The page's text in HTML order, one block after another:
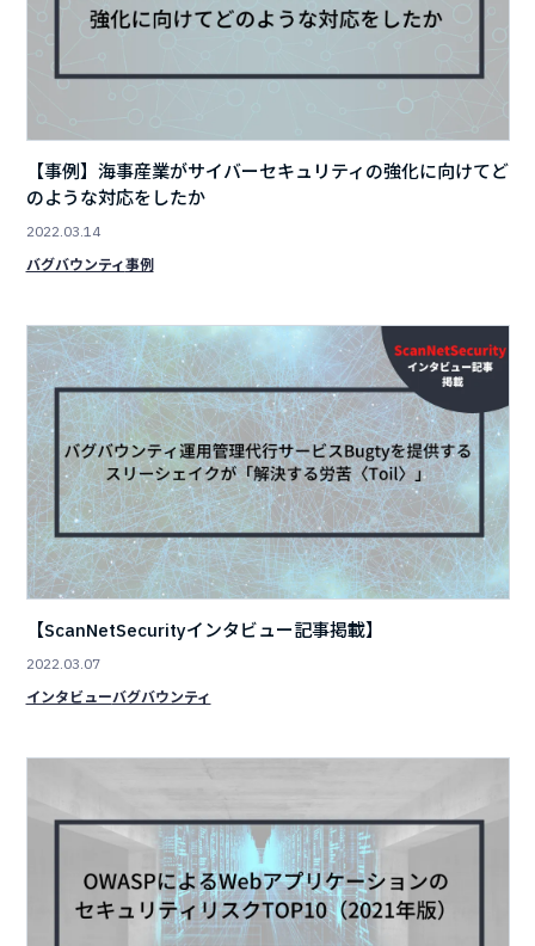
【事例】海事産業がサイバーセキュリティの強化に向けてど
のような対応をしたか
2022.03.14
バグバウンティ事例
【ScanNetSecurityインタビュー記事掲載】
2022.03.07
インタビューバグバウンティ